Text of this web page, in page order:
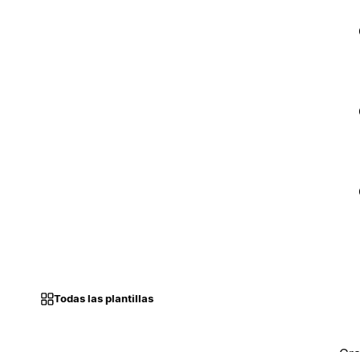
Todas las plantillas